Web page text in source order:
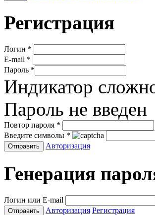
Регистрация
Логин *
E-mail *
Пароль *
Индикатор
Пароль не введен
Повтор пароля *
Введите символы *
Авторизация
Генерация
Логин или E-mail
Авторизация Регистрация